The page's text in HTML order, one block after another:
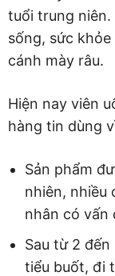
tuổi trung niên.
sống, sức
cánh mày râu.
Hiện nay viên
hàng tin dùng
Sản phẩm
nhiên, nhiều
nhân có vấn
Sau từ 2
tiểu buốt, đi